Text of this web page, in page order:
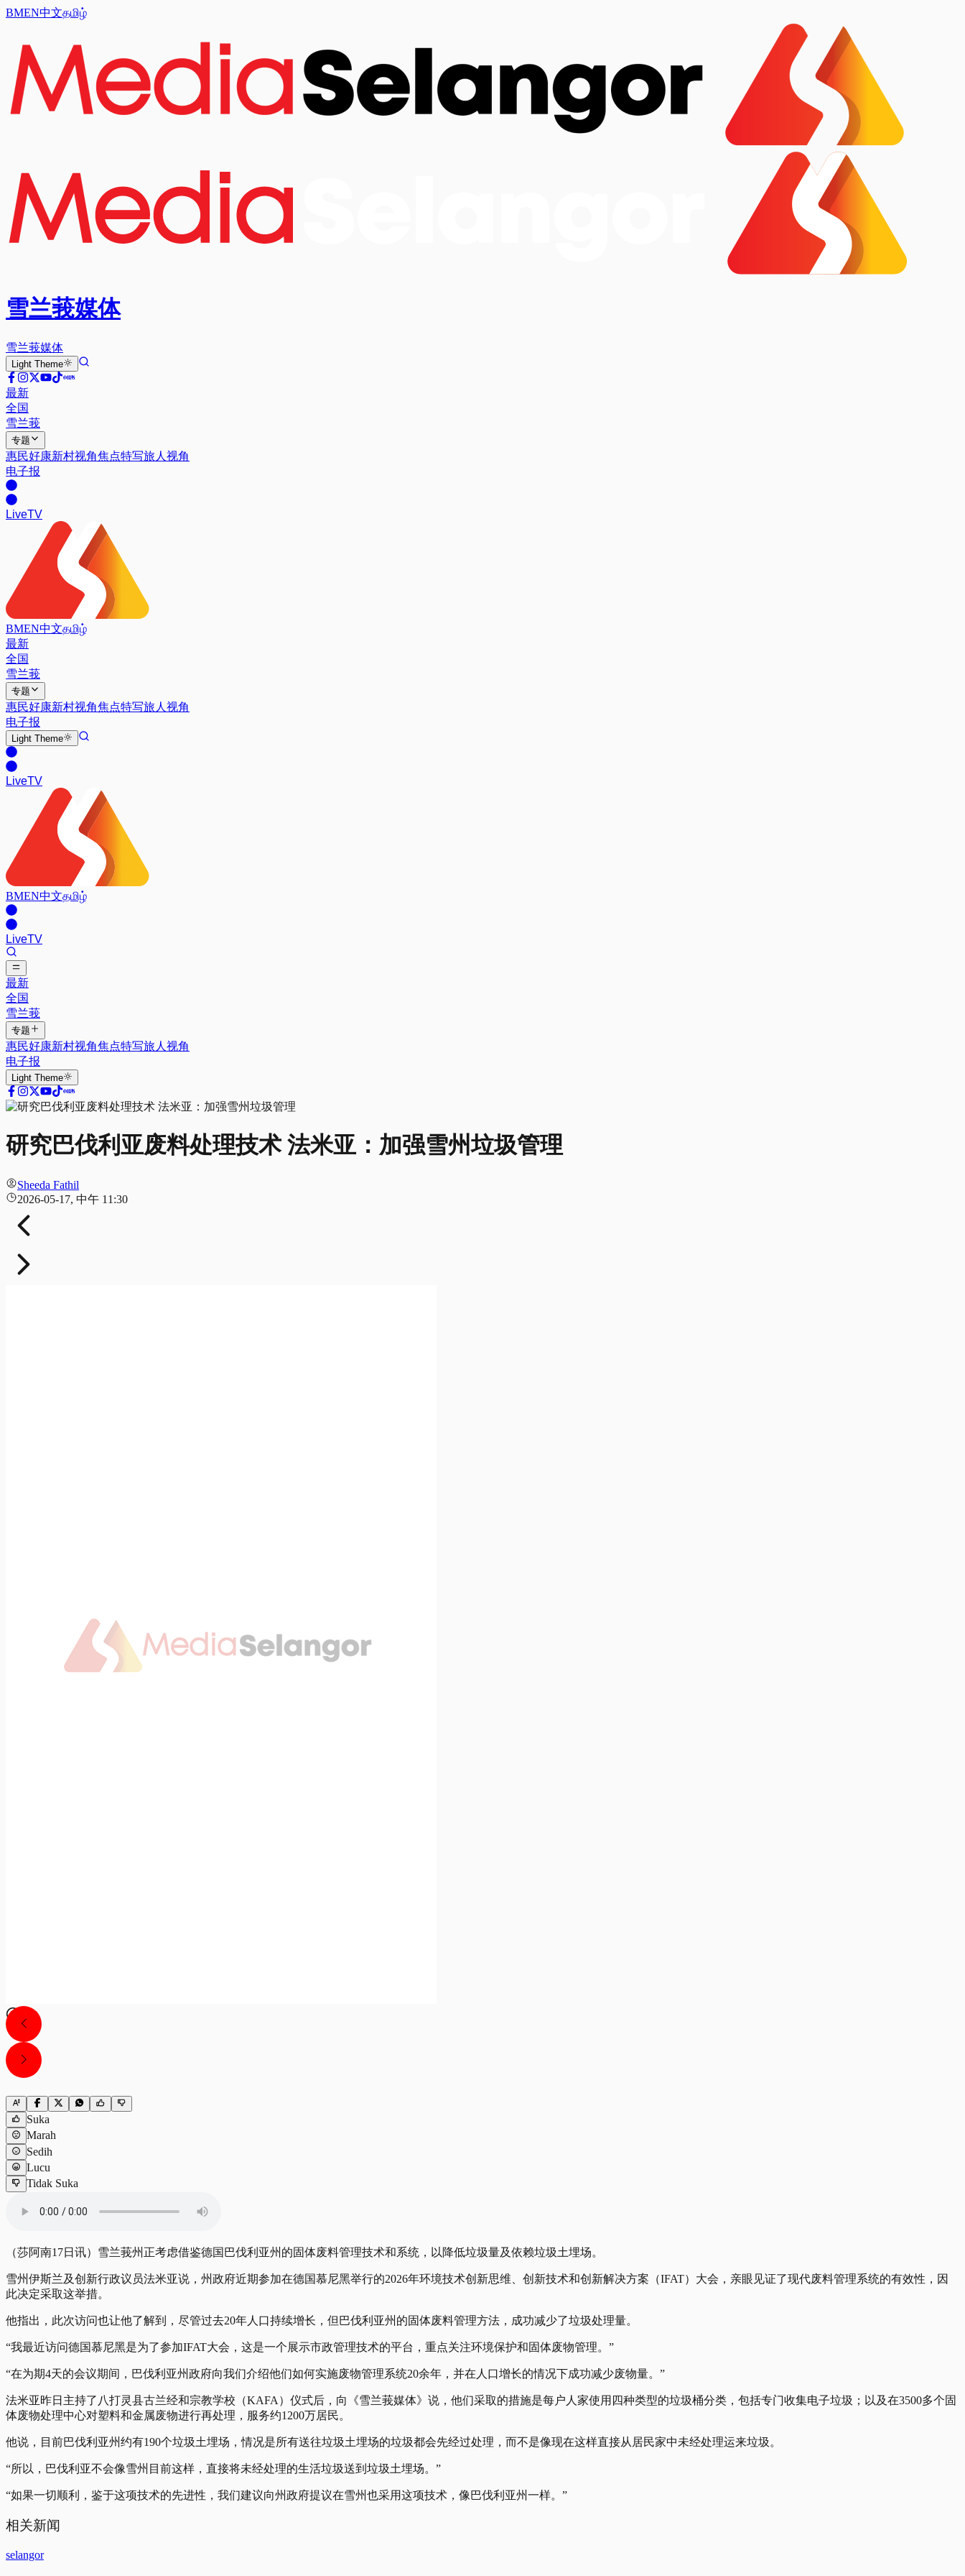
BMEN中文தமிழ்
雪兰莪媒体
雪兰莪媒体
Light Theme
最新
全国
雪兰莪
专题
惠民好康新村视角焦点特写旅人视角
电子报
LiveTV
BMEN中文தமிழ்
最新
全国
雪兰莪
专题
惠民好康新村视角焦点特写旅人视角
电子报
Light Theme
LiveTV
BMEN中文தமிழ்
LiveTV
最新
全国
雪兰莪
专题
惠民好康新村视角焦点特写旅人视角
电子报
Light Theme
研究巴伐利亚废料处理技术 法米亚：加强雪州垃圾管理
Sheeda Fathil
2026-05-17, 中午 11:30
Suka
Marah
Sedih
Lucu
Tidak Suka
（莎阿南17日讯）雪兰莪州正考虑借鉴德国巴伐利亚州的固体废料管理技术和系统，以降低垃圾量及依赖垃圾土埋场。
雪州伊斯兰及创新行政议员法米亚说，州政府近期参加在德国慕尼黑举行的2026年环境技术创新思维、创新技术和创新解决方案（IFAT）大会，亲眼见证了现代废料管理系统的有效性，因
此决定采取这举措。
他指出，此次访问也让他了解到，尽管过去20年人口持续增长，但巴伐利亚州的固体废料管理方法，成功减少了垃圾处理量。
“我最近访问德国慕尼黑是为了参加IFAT大会，这是一个展示市政管理技术的平台，重点关注环境保护和固体废物管理。”
“在为期4天的会议期间，巴伐利亚州政府向我们介绍他们如何实施废物管理系统20余年，并在人口增长的情况下成功减少废物量。”
法米亚昨日主持了八打灵县古兰经和宗教学校（KAFA）仪式后，向《雪兰莪媒体》说，他们采取的措施是每户人家使用四种类型的垃圾桶分类，包括专门收集电子垃圾；以及在3500多个固
体废物处理中心对塑料和金属废物进行再处理，服务约1200万居民。
他说，目前巴伐利亚州约有190个垃圾土埋场，情况是所有送往垃圾土埋场的垃圾都会先经过处理，而不是像现在这样直接从居民家中未经处理运来垃圾。
“所以，巴伐利亚不会像雪州目前这样，直接将未经处理的生活垃圾送到垃圾土埋场。”
“如果一切顺利，鉴于这项技术的先进性，我们建议向州政府提议在雪州也采用这项技术，像巴伐利亚州一样。”
相关新闻
selangor